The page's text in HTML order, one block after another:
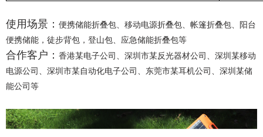
使用场景： 便携储能折叠包、移动电源折叠包、帐篷折叠包、阳台
便携储能，徒步背包，登山包、应急储能折叠包等
合作客户： 香港某电子公司、深圳市某反光器材公司、深圳某移动
电源公司、深圳市某自动化电子公司、东莞市某耳机公司、深圳某储
能公司等